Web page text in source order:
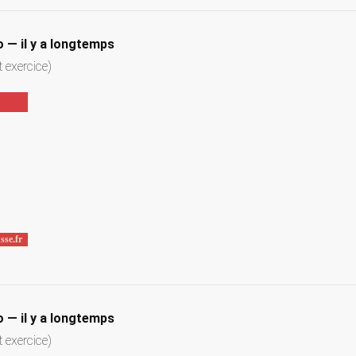
— il y a longtemps
exercice)
— il y a longtemps
exercice)